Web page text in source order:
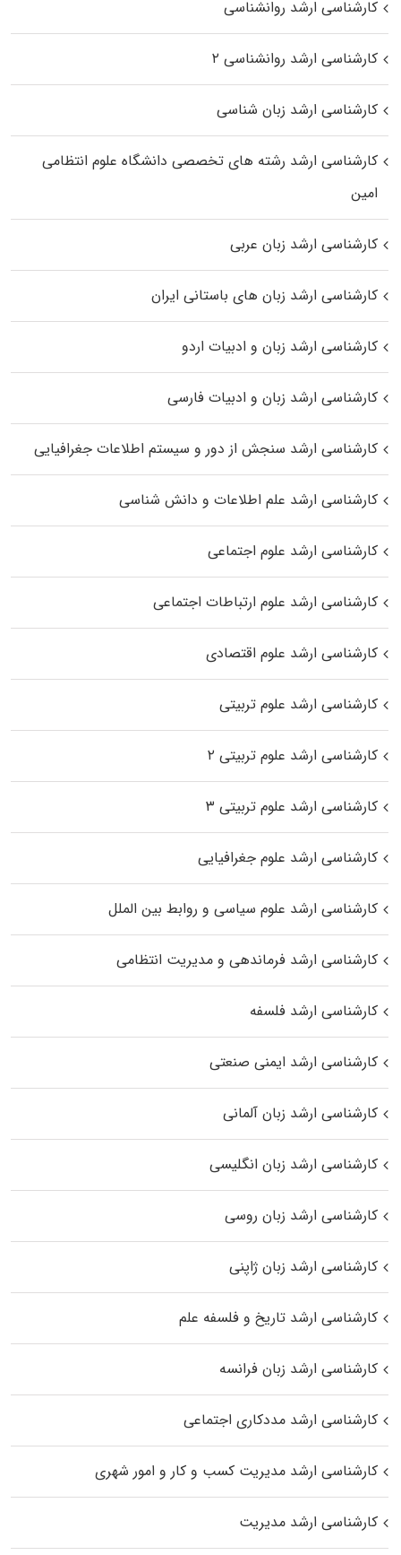
کارشناسی ارشد روانشناسی
کارشناسی ارشد روانشناسی ۲
کارشناسی ارشد زبان شناسی
کارشناسی ارشد رﺷﺘﻪ ﻫﺎی تخصصی داﻧﺸﮕﺎه ﻋﻠﻮم انتظامی
اﻣﻴﻦ
کارشناسی ارشد زبان عربی
کارشناسی ارشد زبان‌ های باستانی ایران
کارشناسی ارشد زبان و ادبیات اردو
کارشناسی ارشد زبان و ادبیات فارسی
کارشناسی ارشد سنجش از دور و سیستم اطلاعات جغرافیایی
کارشناسی ارشد علم اطلاعات و دانش شناسی
کارشناسی ارشد علوم اجتماعی
کارشناسی ارشد علوم ارتباطات اجتماعی
کارشناسی ارشد علوم اقتصادی
کارشناسی ارشد علوم تربیتی
کارشناسی ارشد علوم تربیتی ۲
کارشناسی ارشد علوم تربیتی ۳
کارشناسی ارشد علوم جغرافیایی
کارشناسی ارشد علوم سیاسی و روابط بین الملل
کارشناسی ارشد فرماندهی و مدیریت انتظامی
کارشناسی ارشد فلسفه
کارشناسی ارشد ایمنی صنعتی
کارشناسی ارشد زبان آلمانی
کارشناسی ارشد زبان انگلیسی
کارشناسی ارشد زبان روسی
کارشناسی ارشد زبان ژاپنی
کارشناسی ارشد تاریخ و فلسفه علم
کارشناسی ارشد زبان فرانسه
کارشناسی ارشد مددکاری اجتماعی
کارشناسی ارشد مدیریت کسب و کار و امور شهری
کارشناسی ارشد مدیریت